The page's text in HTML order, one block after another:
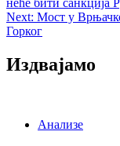
navigation
Next: Мост у
Горког
Издвајамо
Анализе